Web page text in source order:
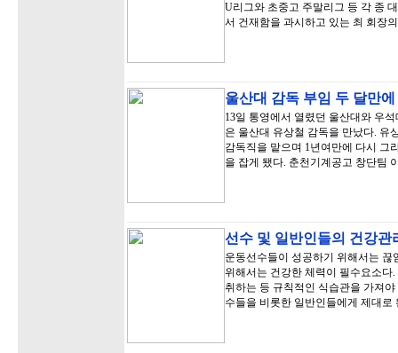
U리그와 초중고 주말리그 등 각 종
서 건재함을 과시하고 있는 최 회장
울산대 감독 부임 두 달만
13일 통영에서 열렸던 울산대와 우
은 울산대 유상철 감독을 만났다. 유
감독직을 맡으며 1년여만에 다시 그
을 잡게 됐다. 춘천기계공고 창단팀
선수 및 일반인들의 건강
운동선수들이 성공하기 위해서는
위해서는 건강한 체력이 필수요소
취하는 등 규칙적인 식습관을 가져
수들을 비롯한 일반인들에게 제대